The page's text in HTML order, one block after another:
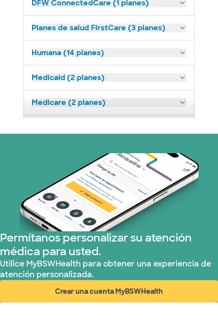
DFW ConnectedCare (1 planes)
Planes de salud FirstCare (3 planes)
Humana (14 planes)
Medicaid (2 planes)
Medicare (2 planes)
Prism Electric (1 planes)
Plan de Salud Superior (20 planes)
Tricare (3 planes)
TriWest HealthCare (1 planes)
United HealthCare (33 planes)
WellMed (15 planes)
Permítanos personalizar su atención
médica para usted.
Utilice MyBSWHealth para obtener una experiencia de
atención personalizada.
Crear una cuenta MyBSWHealth
(abre en ventana nueva)